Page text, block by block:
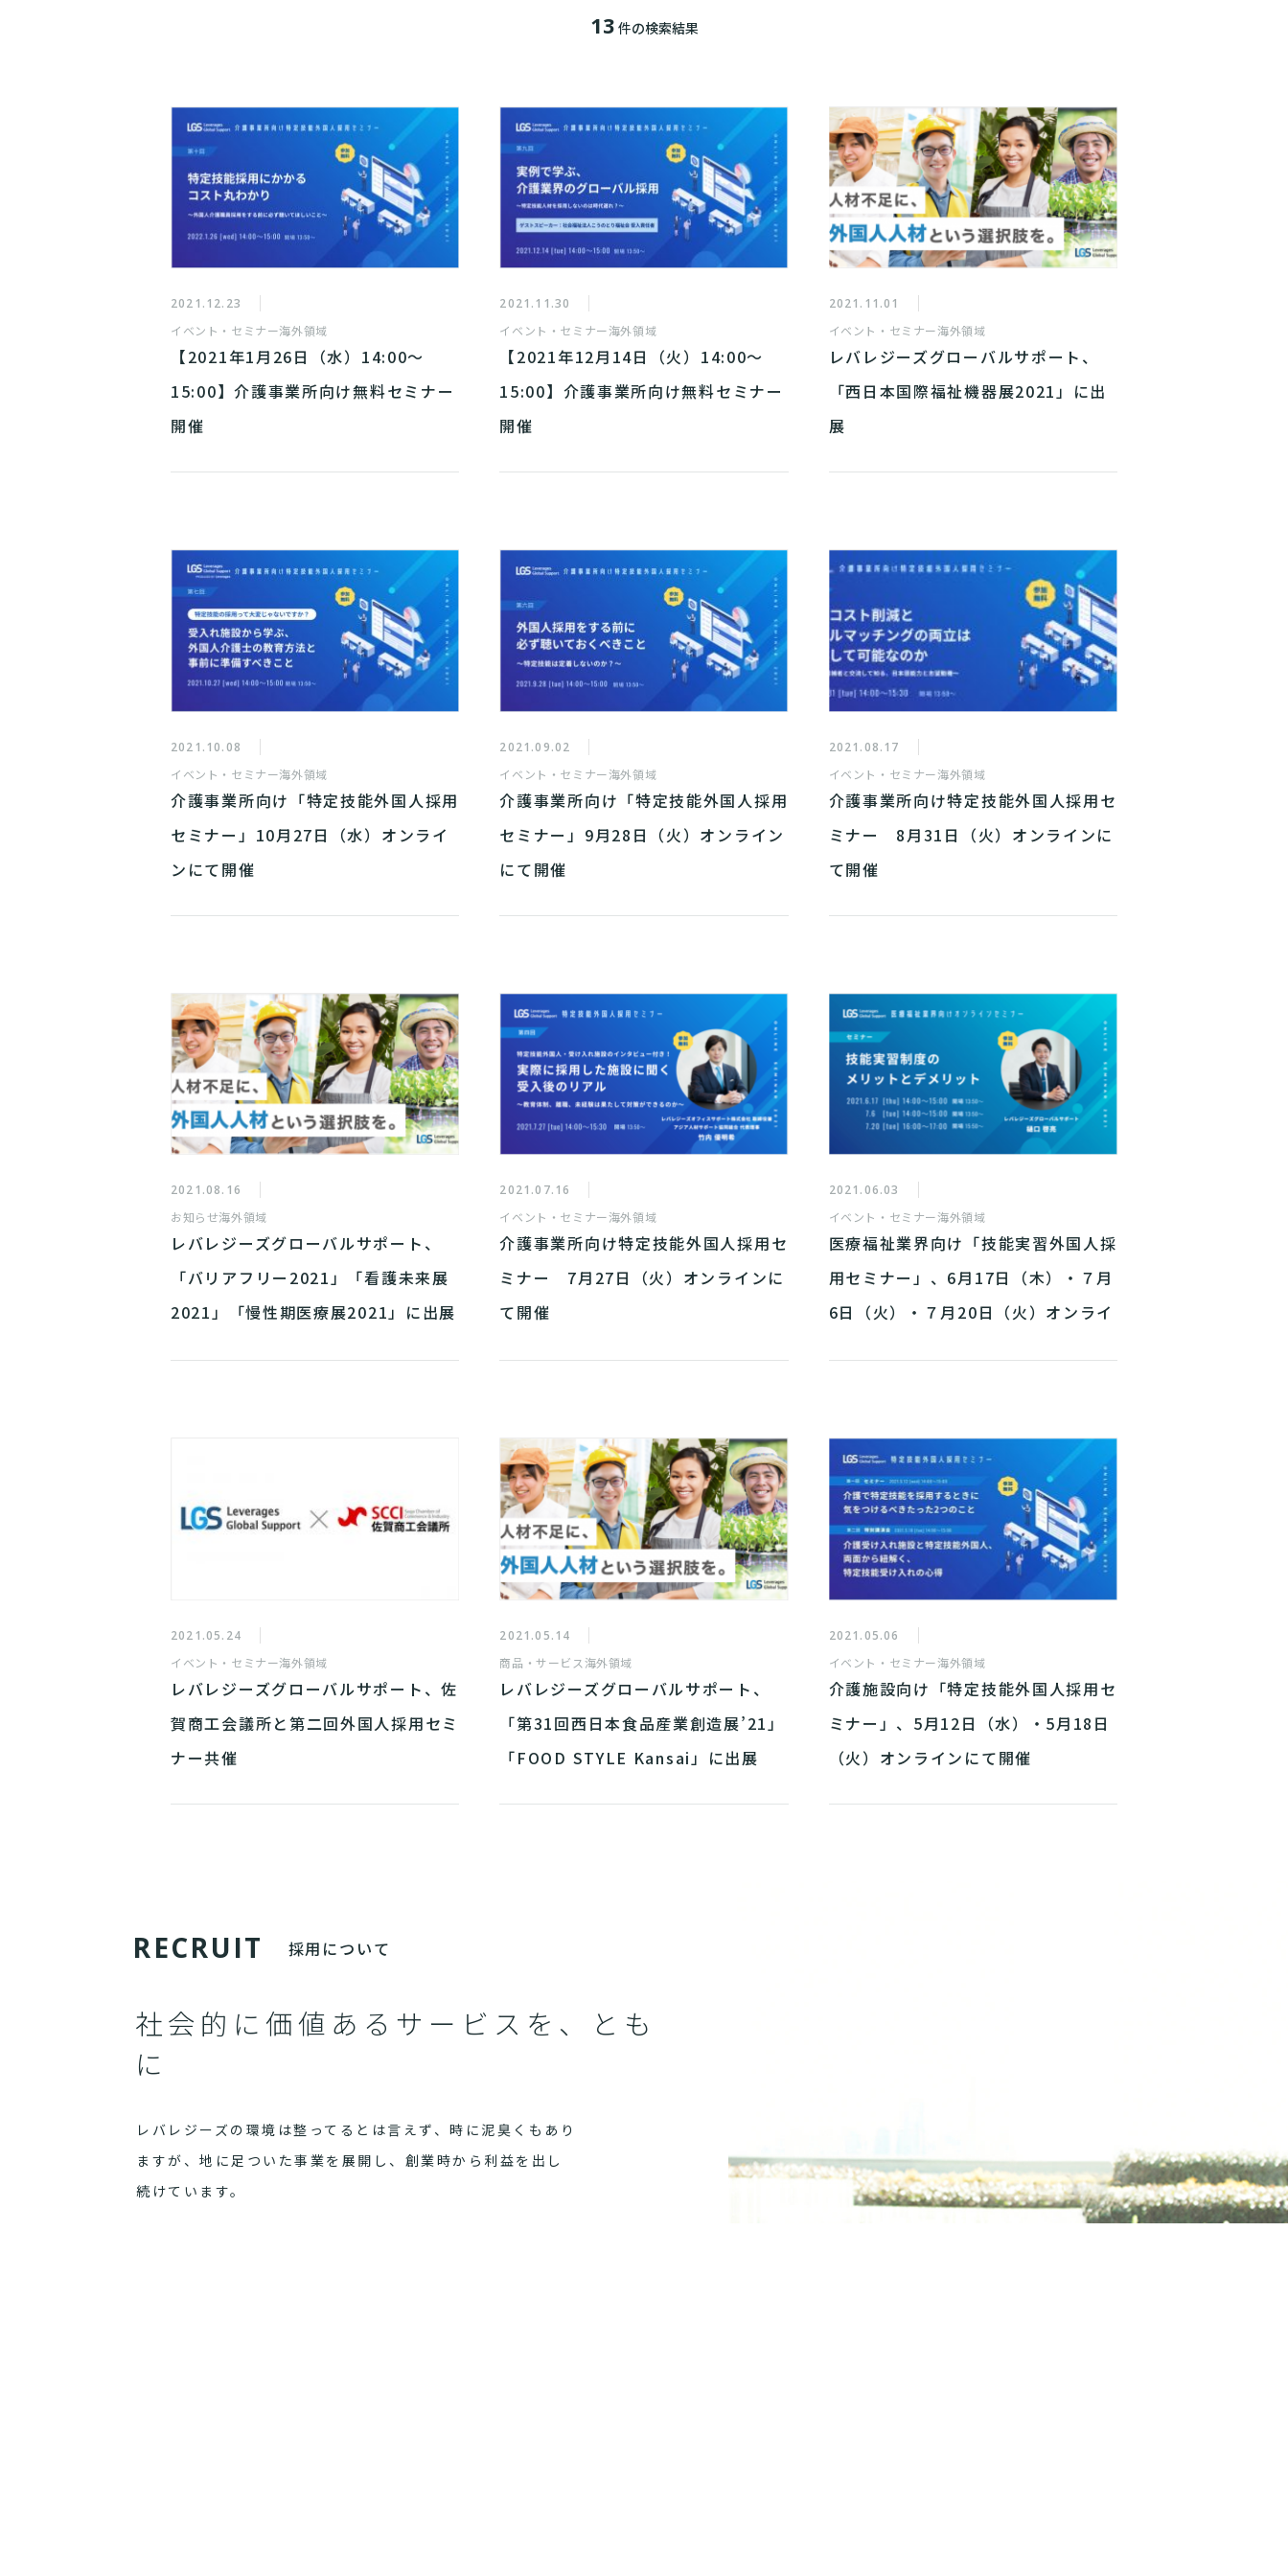
13 件の検索結果
2021.12.23
イベント・セミナー海外領域
【2021年1月26日（水）14:00～
15:00】介護事業所向け無料セミナー
開催
2021.11.30
イベント・セミナー海外領域
【2021年12月14日（火）14:00～
15:00】介護事業所向け無料セミナー
開催
2021.11.01
イベント・セミナー海外領域
レバレジーズグローバルサポート、
「西日本国際福祉機器展2021」に出
展
2021.10.08
イベント・セミナー海外領域
介護事業所向け「特定技能外国人採用
セミナー」10月27日（水）オンライ
ンにて開催
2021.09.02
イベント・セミナー海外領域
介護事業所向け「特定技能外国人採用
セミナー」9月28日（火）オンライン
にて開催
2021.08.17
イベント・セミナー海外領域
介護事業所向け特定技能外国人採用セ
ミナー 8月31日（火）オンラインに
て開催
2021.08.16
お知らせ海外領域
レバレジーズグローバルサポート、
「バリアフリー2021」「看護未来展
2021」「慢性期医療展2021」に出展
2021.07.16
イベント・セミナー海外領域
介護事業所向け特定技能外国人採用セ
ミナー 7月27日（火）オンラインに
て開催
2021.06.03
イベント・セミナー海外領域
医療福祉業界向け「技能実習外国人採
用セミナー」、6月17日（木）・７月
6日（火）・７月20日（火）オンライ
2021.05.24
イベント・セミナー海外領域
レバレジーズグローバルサポート、佐
賀商工会議所と第二回外国人採用セミ
ナー共催
2021.05.14
商品・サービス海外領域
レバレジーズグローバルサポート、
「第31回西日本食品産業創造展’21」
「FOOD STYLE Kansai」に出展
2021.05.06
イベント・セミナー海外領域
介護施設向け「特定技能外国人採用セ
ミナー」、5月12日（水）・5月18日
（火）オンラインにて開催
RECRUIT 採用について
社会的に価値あるサービスを、とも
に
レバレジーズの環境は整ってるとは言えず、時に泥臭くもあり
ますが、地に足ついた事業を展開し、創業時から利益を出し
続けています。